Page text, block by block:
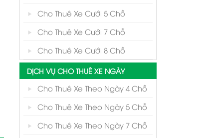
Cho Thuê Xe Cưới 5 Chỗ
Cho Thuê Xe Cưới 7 Chỗ
Cho Thuê Xe Cưới 8 Chỗ
DỊCH VỤ CHO THUÊ XE NGÀY
Cho Thuê Xe Theo Ngày 4 Chỗ
Cho Thuê Xe Theo Ngày 5 Chỗ
Cho Thuê Xe Theo Ngày 7 Chỗ